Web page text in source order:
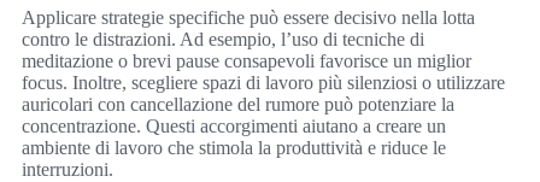
Applicare strategie specifiche può essere decisivo nella lotta
contro le distrazioni. Ad esempio, l’uso di tecniche di
meditazione o brevi pause consapevoli favorisce un miglior
focus. Inoltre, scegliere spazi di lavoro più silenziosi o utilizzare
auricolari con cancellazione del rumore può potenziare la
concentrazione. Questi accorgimenti aiutano a creare un
ambiente di lavoro che stimola la produttività e riduce le
interruzioni.